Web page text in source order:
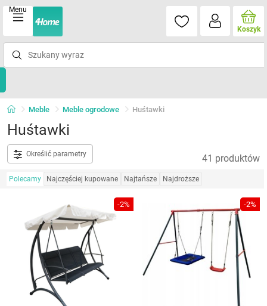
Menu
Koszyk
Meble Meble ogrodowe Huśtawki
Huśtawki
Określić parametry 41 produktów
Polecamy Najczęściej kupowane Najtańsze Najdroższe
-2% -2%